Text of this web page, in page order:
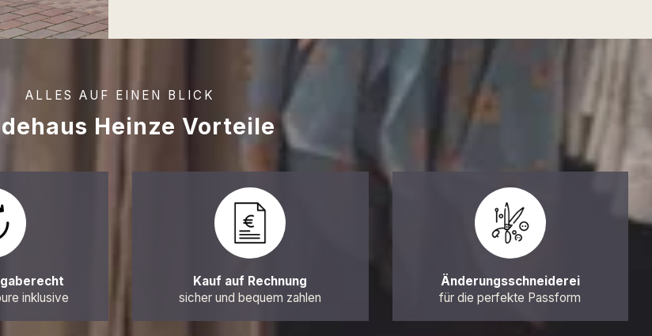
ALLES AUF EINEN BLICK
Heinze Vorteile
inklusive
Kauf auf Rechnung
sicher und bequem zahlen
Änderungsschneiderei
für die perfekte Passform